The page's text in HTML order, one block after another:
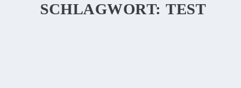
SCHLAGWORT:TEST